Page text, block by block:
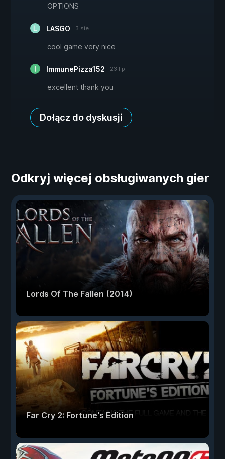
OPTIONS
LASGO 3 sie
cool game very nice
ImmunePizza152 23 lip
excellent thank you
Dołącz do dyskusji
Odkryj więcej obsługiwanych gier
Lords Of The Fallen (2014)
Far Cry 2: Fortune's Edition